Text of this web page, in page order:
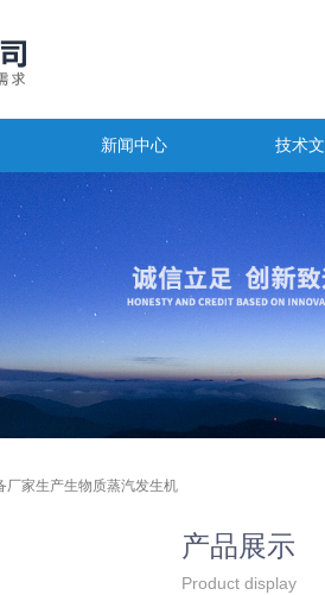
新闻中心 技术
厂家生产生物质蒸汽发生机
产品展示
Product display